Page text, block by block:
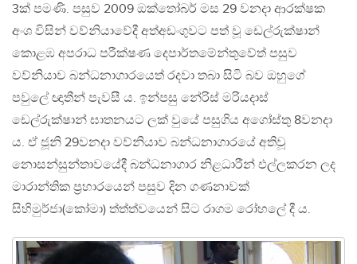
3ක් පමණි. පසුව 2009 ඔක්තෝබර් මස 29 වනදා ආරක්ෂක
අංශ විසින් වව්නියාවේදී අත්අඩංගුවට පත් වූ ඩෙල්රුක්ෂාන්
කොළඹ අපරාධ පරීක්ෂණ දෙපාර්තමේන්තුවේත් පසුව
වව්නියාව බන්ධනාගාරයෙත් රදවා තබා සිටි බව ඔහුගේ
පවුලේ ඥාතීන් පැවසී ය. ඉන්පසු නේරිස් මරියදාස්
ඩෙල්රුක්ෂාන් ඝාතනයට ලක් වුයේ පසුගිය අගෝස්තු 8වනදා
ය. ඒ ජූනි 29වනදා වව්නියාව බන්ධනාගාරයේ අතිවූ
නොසන්සුන්තාවයේදී බන්ධනාගාර නිළධාරීන් එල්ලකරන ලද
මාරාන්තික ප‍්‍රහාරයෙන් පසුව දින ගණනාවක්
සිහිමුර්ජා(කෝමා) ත්ත්ත්වයෙන් සිට රාගම රෝහලේ දී ය.